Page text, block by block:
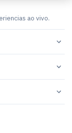
ao vivo.